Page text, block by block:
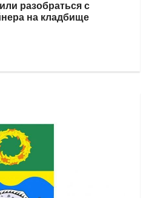
разобраться с
на кладбище